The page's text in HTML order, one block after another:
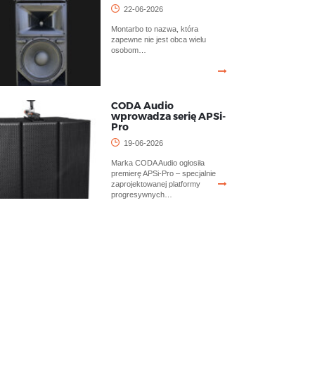
22-06-2026
Montarbo to nazwa, która
zapewne nie jest obca wielu
osobom…
CODA Audio
wprowadza serię APSi-
Pro
19-06-2026
Marka CODA Audio ogłosiła
premierę APSi-Pro – specjalnie
zaprojektowanej platformy
progresywnych…